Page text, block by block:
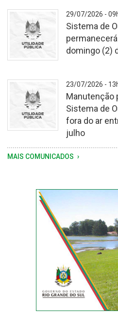
Vistoria
motivada
chuvas
registrada
última
-
29/07/2026 -
Sistema de
domingo (2)
-
23/07/2026 -
Manutenção
Sistema de
fora do ar
julho
MAIS COMUNICADOS